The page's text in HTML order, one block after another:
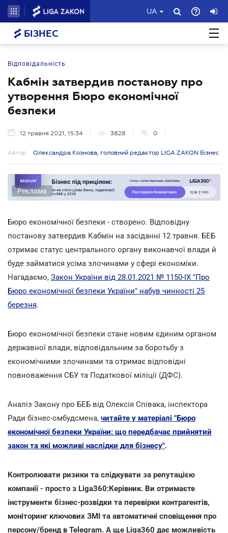
UA
БІЗНЕС
Відповідальність
Кабмін затвердив постанову про
утворення Бюро економічної
безпеки
12 травня 2021, 15:34 3828 0
Автор: Олександра Кознова, головний редактор LIGA ZAKON Бізнес
Реклама
Бюро економічної безпеки - створено. Відповідну
постанову затвердив Кабмін на засіданні 12 травня. БЕБ
отримає статус центрального органу виконавчої влади й
буде займатися усіма злочинами у сфері економіки.
Нагадаємо, Закон України від 28.01.2021 № 1150-IX "Про
Бюро економічної безпеки України" набув чинності 25
березня.
Бюро економічної безпеки стане новим єдиним органом
державної влади, відповідальним за боротьбу з
економічними злочинами та отримає відповідні
повноваження СБУ та Податкової міліції (ДФС).
Аналіз Закону про БЕБ від Олексія Співака, інспектора
Ради бізнес-омбудсмена, читайте у матеріалі "Бюро
економічної безпеки України: що передбачає прийнятий
закон та які можливі наслідки для бізнесу".
Контролювати ризики та слідкувати за репутацією
компанії - просто з Liga360:Керівник. Ви отримаєте
інструменти бізнес-розвідки та перевірки контрагентів,
моніторинг ключових ЗМІ та автоматичні сповіщення про
персону/бренд в Telegram. А ще Liga360 дає можливість